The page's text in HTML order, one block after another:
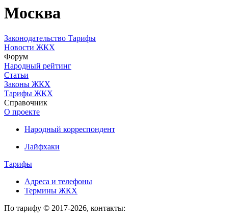
Москва
Законодательство Тарифы
Новости ЖКХ
Форум
Народный рейтинг
Статьи
Законы ЖКХ
Тарифы ЖКХ
Справочник
О проекте
Народный корреспондент
Лайфхаки
Тарифы
Адреса и телефоны
Термины ЖКХ
По тарифу © 2017-2026, контакты: